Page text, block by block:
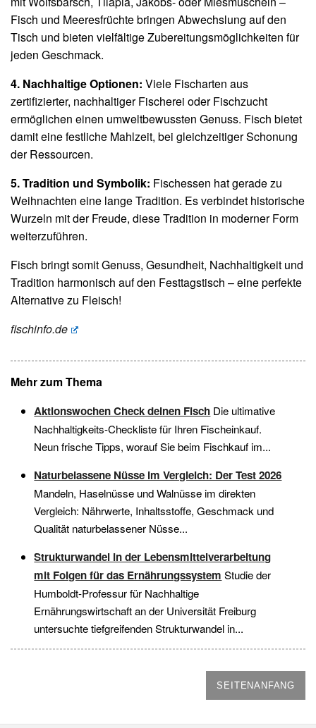
Fisch und Meeresfrüchte bringen Abwechslung auf den
Tisch und bieten vielfältige Zubereitungsmöglichkeiten für
jeden Geschmack.
4. Nachhaltige Optionen: Viele Fischarten aus
zertifizierter, nachhaltiger Fischerei oder Fischzucht
ermöglichen einen umweltbewussten Genuss. Fisch bietet
damit eine festliche Mahlzeit, bei gleichzeitiger Schonung
der Ressourcen.
5. Tradition und Symbolik: Fischessen hat gerade zu
Weihnachten eine lange Tradition. Es verbindet historische
Wurzeln mit der Freude, diese Tradition in moderner Form
weiterzuführen.
Fisch bringt somit Genuss, Gesundheit, Nachhaltigkeit und
Tradition harmonisch auf den Festtagstisch – eine perfekte
Alternative zu Fleisch!
fischinfo.de
Mehr zum Thema
Aktionswochen Check deinen Fisch Die ultimative
Nachhaltigkeits-Checkliste für Ihren Fischeinkauf.
Neun frische Tipps, worauf Sie beim Fischkauf im...
Naturbelassene Nüsse im Vergleich: Der Test 2026
Mandeln, Haselnüsse und Walnüsse im direkten
Vergleich: Nährwerte, Inhaltsstoffe, Geschmack und
Qualität naturbelassener Nüsse...
Strukturwandel in der Lebensmittelverarbeitung
mit Folgen für das Ernährungssystem Studie der
Humboldt-Professur für Nachhaltige
Ernährungswirtschaft an der Universität Freiburg
untersuchte tiefgreifenden Strukturwandel in...
SEITENANFANG